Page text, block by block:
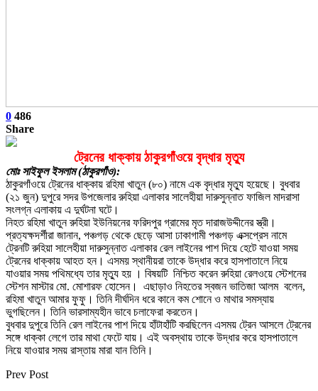
0 486
Share
ট্রেনের ধাক্কায় ঠাকুরগাঁওয়ে বৃদ্ধার মৃত্যু
মোঃ সাইফুল ইসলাম (ঠাকুরগাঁও):
ঠাকুরগাঁওয়ে ট্রেনের ধাক্কায় রহিমা খাতুন (৮০) নামে এক বৃদ্ধার মৃত্যু হয়েছে। বুধবার
(২১ জুন) দুপুরে সদর উপজেলার রুহিয়া এলাকার সালেহীয়া দারুসুন্নাত ফাজিল মাদরাসা
সংলগ্ন এলাকায় এ দুর্ঘটনা ঘটে।
নিহত রহিমা খাতুন রুহিয়া ইউনিয়নের ফরিদপুর গ্রামের মৃত দারাজউদ্দীনের স্ত্রী।
প্রত্যক্ষদর্শীরা জানান, পঞ্চগড় থেকে ছেড়ে আসা ঢাকাগামী পঞ্চগড় এক্সপ্রেস নামে
ট্রেনটি রুহিয়া সালেহীয়া দারুসুন্নাত এলাকার রেল লাইনের পাশ দিয়ে হেটে যাওয়া সময়
ট্রেনের ধাক্কায় আহত হন। এসময় স্থানীয়রা তাকে উদ্ধার করে হাসপাতালে নিয়ে
যাওয়ার সময় পথিমধ্যে তার মৃত্যু হয় । বিষয়টি নিশ্চিত করেন রুহিয়া রেলওয়ে স্টেশনের
স্টেশন মাস্টার মো. মোশারফ হোসেন। এছাড়াও নিহতের স্বজন ভাতিজা আলম বলেন,
রহিমা খাতুন আমার ফুফু। তিনি দীর্ঘদিন ধরে কানে কম শোনে ও মাথার সমস্যায়
ভুগছিলেন। তিনি ভারসাম্যহীন ভাবে চলাফেরা করতেন।
বুধবার দুপুরে তিনি রেল লাইনের পাশ দিয়ে হাঁটাহাঁটি করছিলেন এসময় ট্রেন আসলে ট্রেনের
সঙ্গে ধাক্কা লেগে তার মাথা ফেটে যায়। এই অবস্থায় তাকে উদ্ধার করে হাসপাতালে
নিয়ে যাওয়ার সময় রাস্তায় মারা যান তিনি।
Prev Post